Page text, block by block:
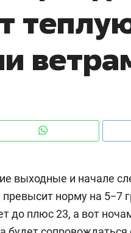
выходные и начале
превысит норму на 5−7
до плюс 23, а вот
Оман?
Рекомендуем